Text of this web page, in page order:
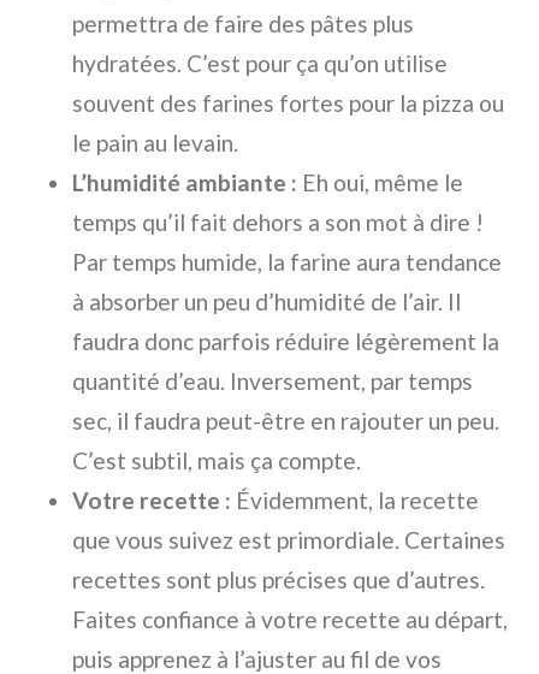
permettra de faire des pâtes plus
hydratées. C’est pour ça qu’on utilise
souvent des farines fortes pour la pizza ou
le pain au levain.
L’humidité ambiante : Eh oui, même le
temps qu’il fait dehors a son mot à dire !
Par temps humide, la farine aura tendance
à absorber un peu d’humidité de l’air. Il
faudra donc parfois réduire légèrement la
quantité d’eau. Inversement, par temps
sec, il faudra peut-être en rajouter un peu.
C’est subtil, mais ça compte.
Votre recette : Évidemment, la recette
que vous suivez est primordiale. Certaines
recettes sont plus précises que d’autres.
Faites confiance à votre recette au départ,
puis apprenez à l’ajuster au fil de vos